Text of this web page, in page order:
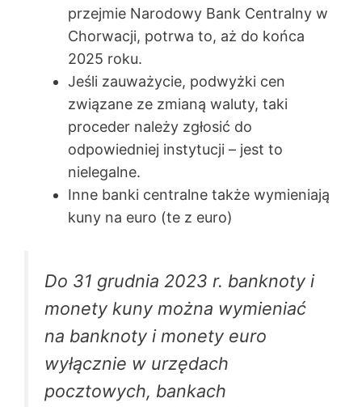
przejmie Narodowy Bank Centralny w
Chorwacji, potrwa to, aż do końca
2025 roku.
Jeśli zauważycie, podwyżki cen
związane ze zmianą waluty, taki
proceder należy zgłosić do
odpowiedniej instytucji – jest to
nielegalne.
Inne banki centralne także wymieniają
kuny na euro (te z euro)
Do 31 grudnia 2023 r. banknoty i
monety kuny można wymieniać
na banknoty i monety euro
wyłącznie w urzędach
pocztowych, bankach